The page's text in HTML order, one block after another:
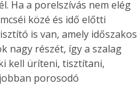
Ha a porelszívás nem elég
közé és idő előtti
is van, amely időszakos
nagy részét, így a szalag
kell üríteni, tisztítani,
porosodó